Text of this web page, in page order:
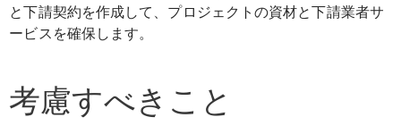
と下請契約を作成して、プロジェクトの資材と下請業者サ
ービスを確保します。
考慮すべきこと